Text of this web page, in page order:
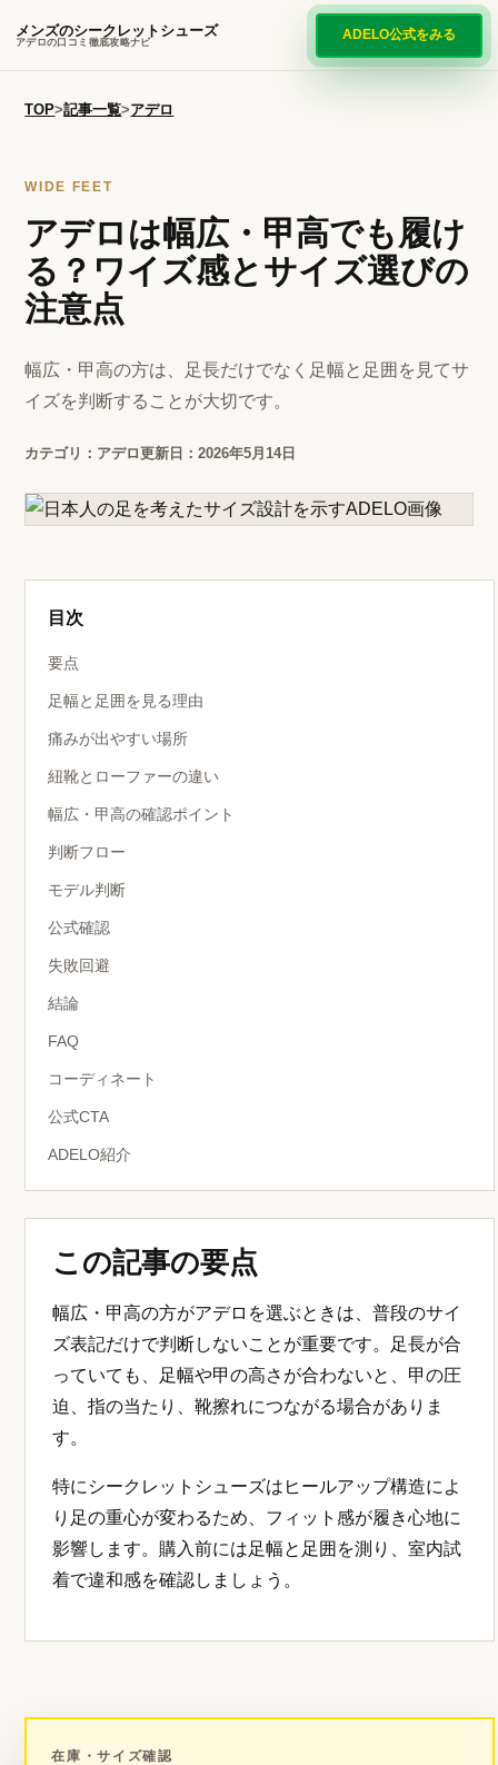
メンズのシークレットシューズ
アデロの口コミ徹底攻略ナビ ADELO公式をみる
TOP>記事一覧>アデロ
WIDE FEET
アデロは幅広・甲高でも履け
る？ワイズ感とサイズ選びの
注意点
幅広・甲高の方は、足長だけでなく足幅と足囲を見てサ
イズを判断することが大切です。
カテゴリ：アデロ更新日：2026年5月14日
目次
要点
足幅と足囲を見る理由
痛みが出やすい場所
紐靴とローファーの違い
幅広・甲高の確認ポイント
判断フロー
モデル判断
公式確認
失敗回避
結論
FAQ
コーディネート
公式CTA
ADELO紹介
この記事の要点
幅広・甲高の方がアデロを選ぶときは、普段のサイ
ズ表記だけで判断しないことが重要です。足長が合
っていても、足幅や甲の高さが合わないと、甲の圧
迫、指の当たり、靴擦れにつながる場合がありま
す。
特にシークレットシューズはヒールアップ構造によ
り足の重心が変わるため、フィット感が履き心地に
影響します。購入前には足幅と足囲を測り、室内試
着で違和感を確認しましょう。
在庫・サイズ確認